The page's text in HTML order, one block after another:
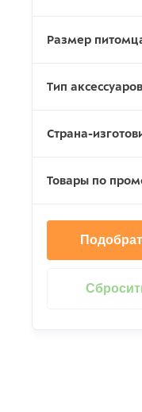
Размер
Тип аксессуаров
Страна-
Товары по